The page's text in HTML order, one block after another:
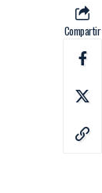
Compartir